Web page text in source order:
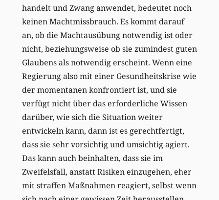
handelt und Zwang anwendet, bedeutet noch
keinen Machtmissbrauch. Es kommt darauf
an, ob die Machtausübung notwendig ist oder
nicht, beziehungsweise ob sie zumindest guten
Glaubens als notwendig erscheint. Wenn eine
Regierung also mit einer Gesundheitskrise wie
der momentanen konfrontiert ist, und sie
verfügt nicht über das erforderliche Wissen
darüber, wie sich die Situation weiter
entwickeln kann, dann ist es gerechtfertigt,
dass sie sehr vorsichtig und umsichtig agiert.
Das kann auch beinhalten, dass sie im
Zweifelsfall, anstatt Risiken einzugehen, eher
mit straffen Maßnahmen reagiert, selbst wenn